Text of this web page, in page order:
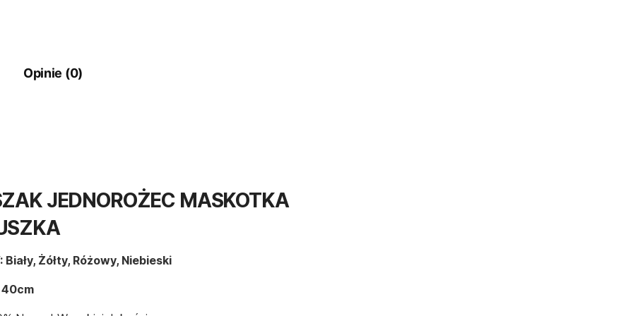
Opinie (0)
JEDNOROŻEC MASKOTKA
Biały, Żółty, Różowy, Niebieski
40cm